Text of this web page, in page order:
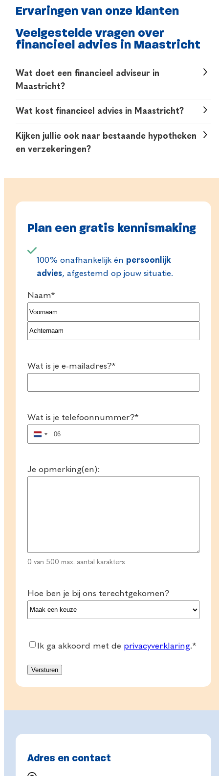
Ervaringen van onze klanten
Veelgestelde vragen over
financieel advies in Maastricht
Wat doet een financieel adviseur in
Maastricht?
Een financieel adviseur helpt je met onafhankelijk
financiële planning. Zo krijg je inzicht en maak je
betere financiële keuzes.
Wat kost financieel advies in Maastricht?
Het eerste gesprek is gratis en vrijblijvend. Daarna
werken we met vaste, transparante tarieven
zodat je vooraf weet waar je aan toe bent.
Kijken jullie ook naar bestaande hypotheken
en verzekeringen?
Plan een gratis kennismaking
100% onafhankelijk én persoonlijk
advies, afgestemd op jouw situatie.
Naam*
Voornaam
Wat is je e-mailadres?*
Wat is je telefoonnummer?*
Nederland
+31
Je opmerking(en):
0 van 500 max. aantal karakters
Hoe ben je bij ons terechtgekomen?
Consent*
Ik ga akkoord met de privacyverklaring.*
Adres en contact